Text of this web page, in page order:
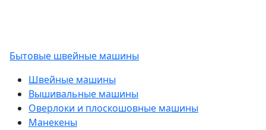
Бытовые швейные машины
Швейные машины
Вышивальные машины
Оверлоки и плоскошовные машины
Манекены